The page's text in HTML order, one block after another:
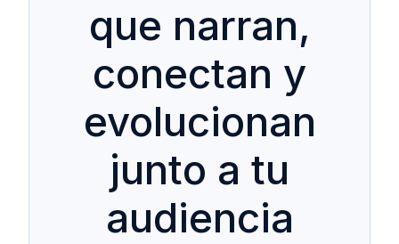
que narran,
conectan y
evolucionan
junto a tu
audiencia